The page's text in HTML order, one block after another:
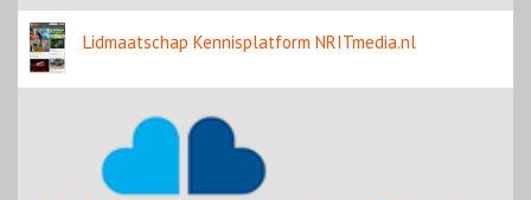
Lidmaatschap Kennisplatform NRITmedia.nl